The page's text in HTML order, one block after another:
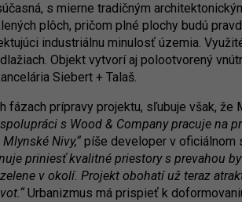
s mierne tradičným
plôch, pričom plné plochy budú
industriálnu minulosť územia.
Objekt vytvorí aj polootvorený
Siebert + Talaš.
fázach prípravy projektu, sľubuje však,
s Wood & Company pracuje na
Nivy,“ píše developer v oficiálnom
priniesť kvalitné priestory s prevahou
v okolí. Projekt obohatí už teraz
Urbanizmus má prispieť k